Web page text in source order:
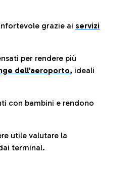
grazie ai servizi
per rendere più
dell’aeroporto, ideali
con bambini e rendono
utile valutare la
terminal.